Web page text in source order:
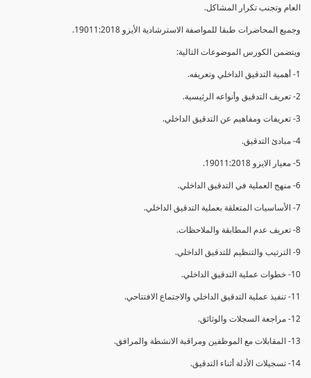
العام وتجنب تكرار المشاكل.
وجميع المحاضرات طبقا للمواصفة الاسترشادية الأيزو 19011:2018.
ويتضمن الكورس الموضوعات التالية:
1- أهمية التدقيق الداخلي وتعريفه.
2- تعريف التدقيق وأنواعه الرئيسية.
3- تعريفات ومفاهيم عن التدقيق الداخلي.
4- مبادئ التدقيق.
5- معيار الايزو 19011:2018.
6- منهج العملية في التدقيق الداخلي.
7- الأساسيات المتعلقة بعملية التدقيق الداخلي.
8- تعريف عدم المطابقة والملاحظات.
9- الترتيب والتنظيم للتدقيق الداخلي.
10- خطوات عملية التدقيق الداخلي.
11- تنفيذ عملية التدقيق الداخلي والاجتماع الافتتاحي.
12- مراجعة السجلات والوثائق.
13- المقابلات مع الموظفين ومراقبة الانشطة والمرافق.
14- تسجيلات الأدلة أثناء التدقيق.